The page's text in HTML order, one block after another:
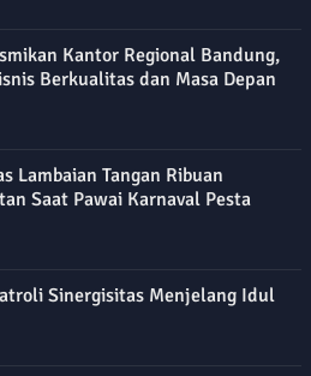
Kantor Regional Bandung,
Berkualitas dan Masa Depan
Lambaian Tangan Ribuan
Saat Pawai Karnaval Pesta
Sinergisitas Menjelang Idul